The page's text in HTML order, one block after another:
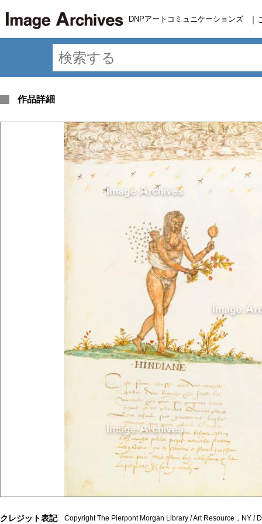
DNPアートコミュニケーションズ ｜
作品詳細
クレジット表記 Copyright The Pierpont Morgan Library / Art Resource，NY /